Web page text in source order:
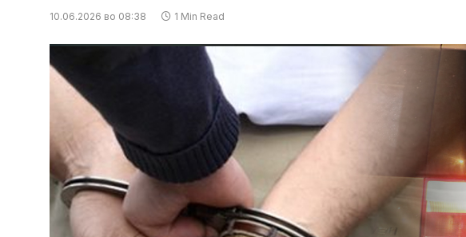
10.06.2026 во 08:38 1 Min Read